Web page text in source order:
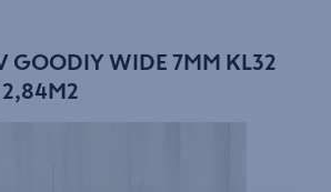
GOODIY WIDE 7MM KL32
2,84M2